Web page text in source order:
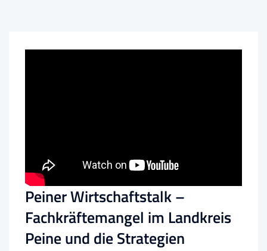
Peiner Wirtschaftstalk –
Fachkräftemangel im Landkreis
Peine und die Strategien